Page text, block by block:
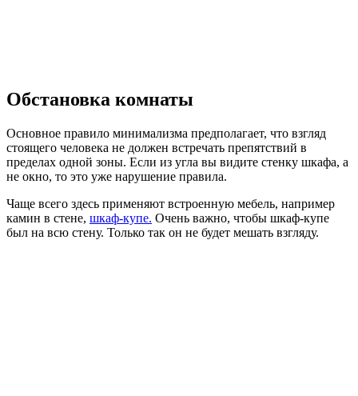
Обстановка комнаты
Основное правило минимализма предполагает, что взгляд
стоящего человека не должен встречать препятствий в
пределах одной зоны. Если из угла вы видите стенку шкафа, а
не окно, то это уже нарушение правила.
Чаще всего здесь применяют встроенную мебель, например
камин в стене, шкаф-купе. Очень важно, чтобы шкаф-купе
был на всю стену. Только так он не будет мешать взгляду.